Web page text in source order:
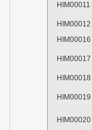
HIM00011
HIM00012
HIM00016
HIM00017
HIM00018
HIM00019
HIM00020